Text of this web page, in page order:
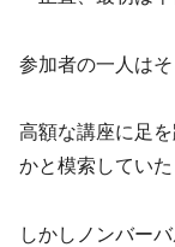
参加者の一人はそ
高額な講座に足
かと模索していた
しかしノンバー